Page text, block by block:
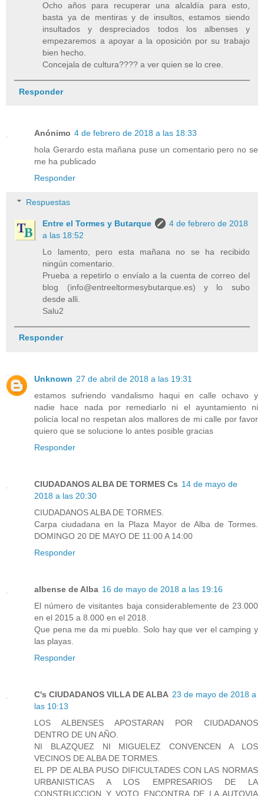
Ocho años para recuperar una alcaldía para esto,
basta ya de mentiras y de insultos, estamos siendo
insultados y despreciados todos los albenses y
empezaremos a apoyar a la oposición por su trabajo
bien hecho.
Concejala de cultura???? a ver quien se lo cree.
Responder
Anónimo 4 de febrero de 2018 a las 18:33
hola Gerardo esta mañana puse un comentario pero no se
me ha publicado
Responder
Respuestas
Entre el Tormes y Butarque
4 de febrero de 2018
a las 18:52
Lo lamento, pero esta mañana no se ha recibido
ningún comentario.
Prueba a repetirlo o envíalo a la cuenta de correo del
blog (info@entreeltormesybutarque.es) y lo subo
desde alli.
Salu2
Responder
Unknown 27 de abril de 2018 a las 19:31
estamos sufriendo vandalismo haqui en calle ochavo y
nadie hace nada por remediarlo ni el ayuntamiento ni
policía local no respetan alos mallores de mi calle por favor
quiero que se solucione lo antes posible gracias
Responder
CIUDADANOS ALBA DE TORMES Cs 14 de mayo de
2018 a las 20:30
CIUDADANOS ALBA DE TORMES.
Carpa ciudadana en la Plaza Mayor de Alba de Tormes.
DOMINGO 20 DE MAYO DE 11:00 A 14:00
Responder
albense de Alba 16 de mayo de 2018 a las 19:16
El número de visitantes baja considerablemente de 23.000
en el 2015 a 8.000 en el 2018.
Que pena me da mi pueblo. Solo hay que ver el camping y
las playas.
Responder
C's CIUDADANOS VILLA DE ALBA 23 de mayo de 2018 a
las 10:13
LOS ALBENSES APOSTARAN POR CIUDADANOS
DENTRO DE UN AÑO.
NI BLAZQUEZ NI MIGUELEZ CONVENCEN A LOS
VECINOS DE ALBA DE TORMES.
EL PP DE ALBA PUSO DIFICULTADES CON LAS NORMAS
URBANISTICAS A LOS EMPRESARIOS DE LA
CONSTRUCCION Y VOTO ENCONTRA DE LA AUTOVIA